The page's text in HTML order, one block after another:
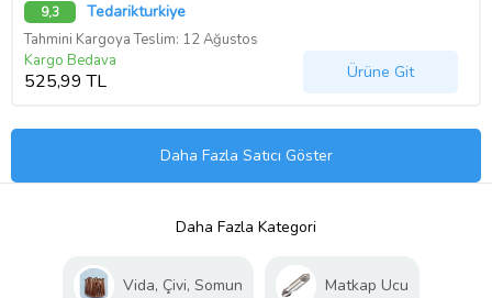
9,3 Tedarikturkiye
Tahmini Kargoya Teslim: 12 Ağustos
Kargo Bedava
525,99 TL Ürüne Git
Daha Fazla Satıcı Göster
Daha Fazla Kategori
Vida, Çivi, Somun Matkap Ucu